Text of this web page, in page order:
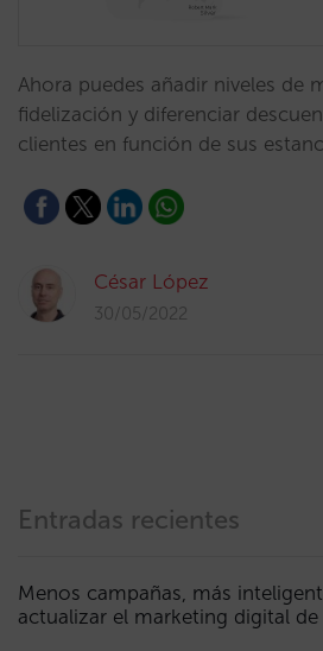
Ahora puedes añadir niveles de
fidelización y diferenciar
clientes en función de sus
César López
30/05/2022
Entradas recientes
Menos campañas, más
actualizar el marketing digital